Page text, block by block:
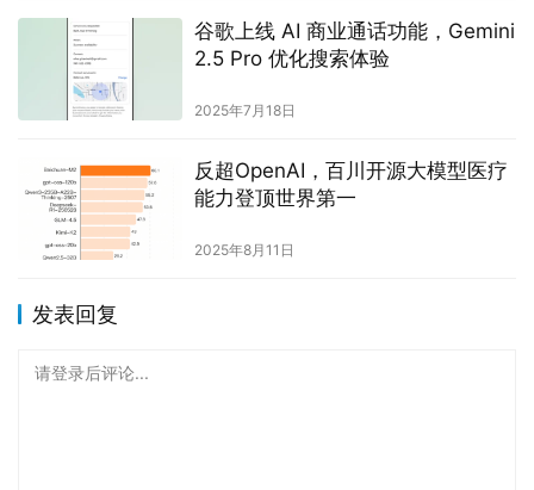
谷歌上线 AI 商业通话功能，Gemini
2.5 Pro 优化搜索体验
2025年7月18日
反超OpenAI，百川开源大模型医疗
能力登顶世界第一
2025年8月11日
发表回复
请登录后评论...